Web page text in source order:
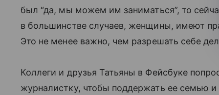
был “да, мы можем им заниматься”, то
в большинстве случаев, женщины, имеют
Это не менее важно, чем разрешать себе
Коллеги и друзья Татьяны в Фейсбуке
журналистку, чтобы поддержать ее семью